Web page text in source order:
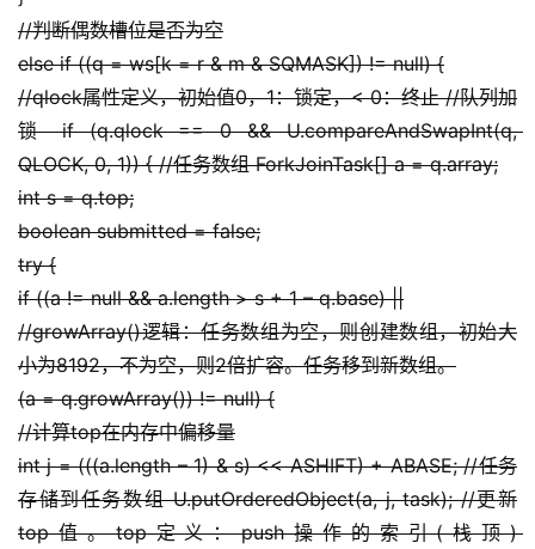
//判断偶数槽位是否为空
else if ((q = ws[k = r & m & SQMASK]) != null) {
//qlock属性定义，初始值0，1：锁定，< 0：终止 //队列加
锁 if (q.qlock == 0 && U.compareAndSwapInt(q,
QLOCK, 0, 1)) { //任务数组 ForkJoinTask[] a = q.array;
int s = q.top;
boolean submitted = false;
try {
if ((a != null && a.length > s + 1 – q.base) ||
//growArray()逻辑：任务数组为空，则创建数组，初始大
小为8192，不为空，则2倍扩容。任务移到新数组。
(a = q.growArray()) != null) {
//计算top在内存中偏移量
int j = (((a.length – 1) & s) << ASHIFT) + ABASE; //任务
存储到任务数组 U.putOrderedObject(a, j, task); //更新
top值。top定义：push操作的索引(栈顶)